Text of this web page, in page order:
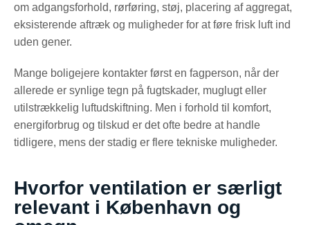
om adgangsforhold, rørføring, støj, placering af aggregat,
eksisterende aftræk og muligheder for at føre frisk luft ind
uden gener.
Mange boligejere kontakter først en fagperson, når der
allerede er synlige tegn på fugtskader, muglugt eller
utilstrækkelig luftudskiftning. Men i forhold til komfort,
energiforbrug og tilskud er det ofte bedre at handle
tidligere, mens der stadig er flere tekniske muligheder.
Hvorfor ventilation er særligt
relevant i København og